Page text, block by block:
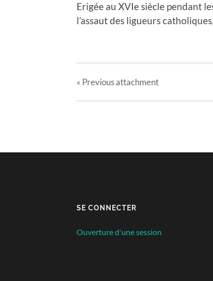
Erigée au XVIe siècle pendant
l’assaut des ligueurs
« Previousattachment
SE CONNECTER
Ouverture d'une session